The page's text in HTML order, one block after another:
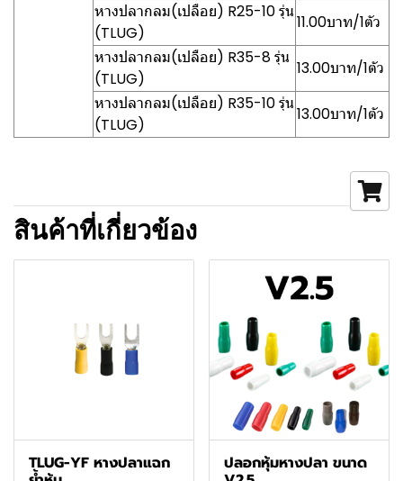
หางปลากลม(เปลือย) R25-10 รุ่น
(TLUG)
11.00บาท/1ตัว
หางปลากลม(เปลือย) R35-8 รุ่น
(TLUG)
13.00บาท/1ตัว
หางปลากลม(เปลือย) R35-10 รุ่น
(TLUG)
13.00บาท/1ตัว
สินค้าที่เกี่ยวข้อง
TLUG-YF หางปลาแฉก ปลอกหุ้มหางปลา ขนาด